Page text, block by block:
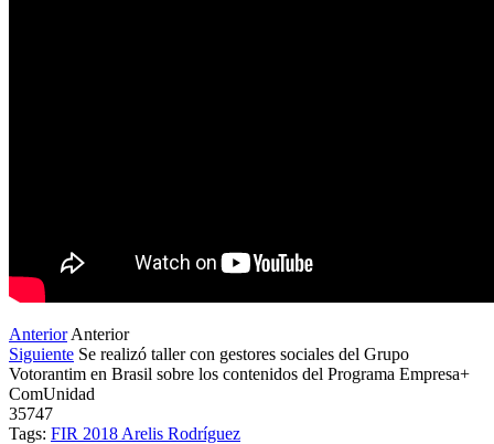
Anterior Anterior
Siguiente Se realizó taller con gestores sociales del Grupo
Votorantim en Brasil sobre los contenidos del Programa Empresa+
ComUnidad
35747
Tags: FIR 2018 Arelis Rodríguez